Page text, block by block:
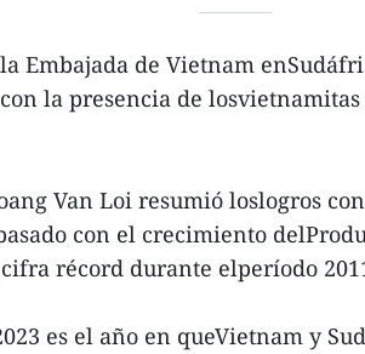
Embajada de Vietnam
la presencia de
Van Loi resumió loslogros
con el crecimiento
récord durante elperíodo
es el año en queVietnam y